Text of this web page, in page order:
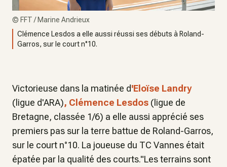
© FFT / Marine Andrieux
Clémence Lesdos a elle aussi réussi ses débuts à Roland-
Garros, sur le court n°10.
Victorieuse dans la matinée d'Eloïse Landry
(ligue d'ARA), Clémence Lesdos (ligue de
Bretagne, classée 1/6) a elle aussi apprécié ses
premiers pas sur la terre battue de Roland-Garros,
sur le court n°10. La joueuse du TC Vannes était
épatée par la qualité des courts."Les terrains sont